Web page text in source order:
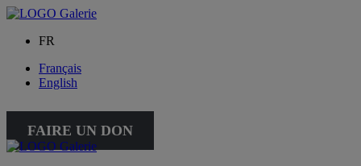
FR
Français
English
FAIRE UN DON